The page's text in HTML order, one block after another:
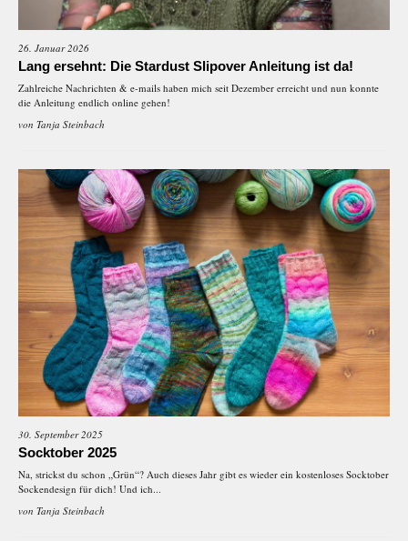
26. Januar 2026
Lang ersehnt: Die Stardust Slipover Anleitung ist da!
Zahlreiche Nachrichten & e-mails haben mich seit Dezember erreicht und nun konnte
die Anleitung endlich online gehen!
von Tanja Steinbach
30. September 2025
Socktober 2025
Na, strickst du schon „Grün“? Auch dieses Jahr gibt es wieder ein kostenloses Socktober
Sockendesign für dich! Und ich...
von Tanja Steinbach